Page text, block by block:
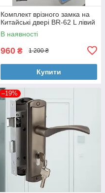
Комплект врізного замка на
Китайські двері BR-62 L лівий
В наявності
960 ₴ 1 200 ₴
Купити
–19%